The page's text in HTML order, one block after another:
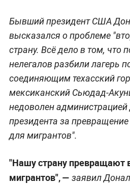
Бывший президент США
высказался о проблеме
страну. Всё дело в том, что
нелегалов разбили лагерь
соединяющим техасский
мексиканский Сьюдад-
недоволен
президента за
для мигрантов".
"Нашу страну превращают
мигрантов", — заявил